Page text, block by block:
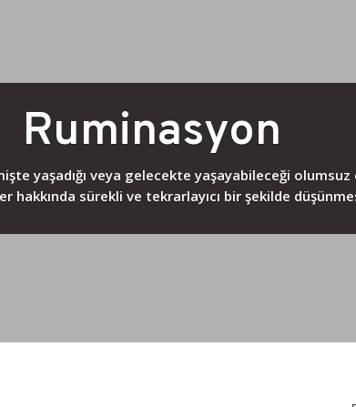
Ruminasyon
yaşadığı veya gelecekte yaşayabileceği
hakkında sürekli ve tekrarlayıcı bir şekilde